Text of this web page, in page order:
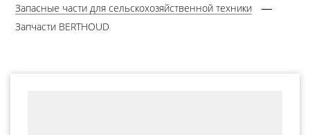
Запасные части для сельскохозяйственной техники
Запчасти BERTHOUD